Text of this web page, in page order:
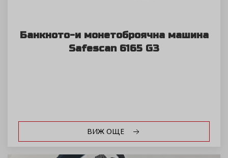
Банкното-и монетоброячна машина
Safescan 6165 G3
ВИЖ ОЩЕ